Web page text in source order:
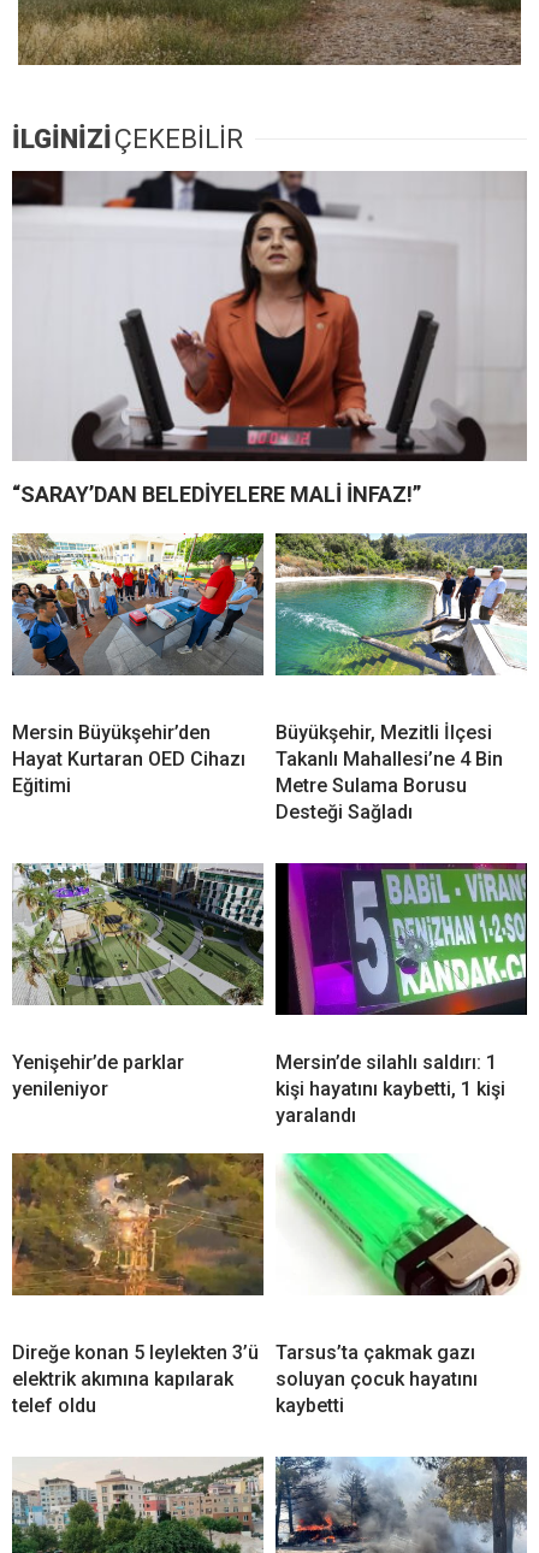
İLGİNİZİ ÇEKEBİLİR
“SARAY’DAN BELEDİYELERE MALİ İNFAZ!”
Mersin Büyükşehir’den
Hayat Kurtaran OED Cihazı
Eğitimi
Büyükşehir, Mezitli İlçesi
Takanlı Mahallesi’ne 4 Bin
Metre Sulama Borusu
Desteği Sağladı
Yenişehir’de parklar
yenileniyor
Mersin’de silahlı saldırı: 1
kişi hayatını kaybetti, 1 kişi
yaralandı
Direğe konan 5 leylekten 3’ü
elektrik akımına kapılarak
telef oldu
Tarsus’ta çakmak gazı
soluyan çocuk hayatını
kaybetti